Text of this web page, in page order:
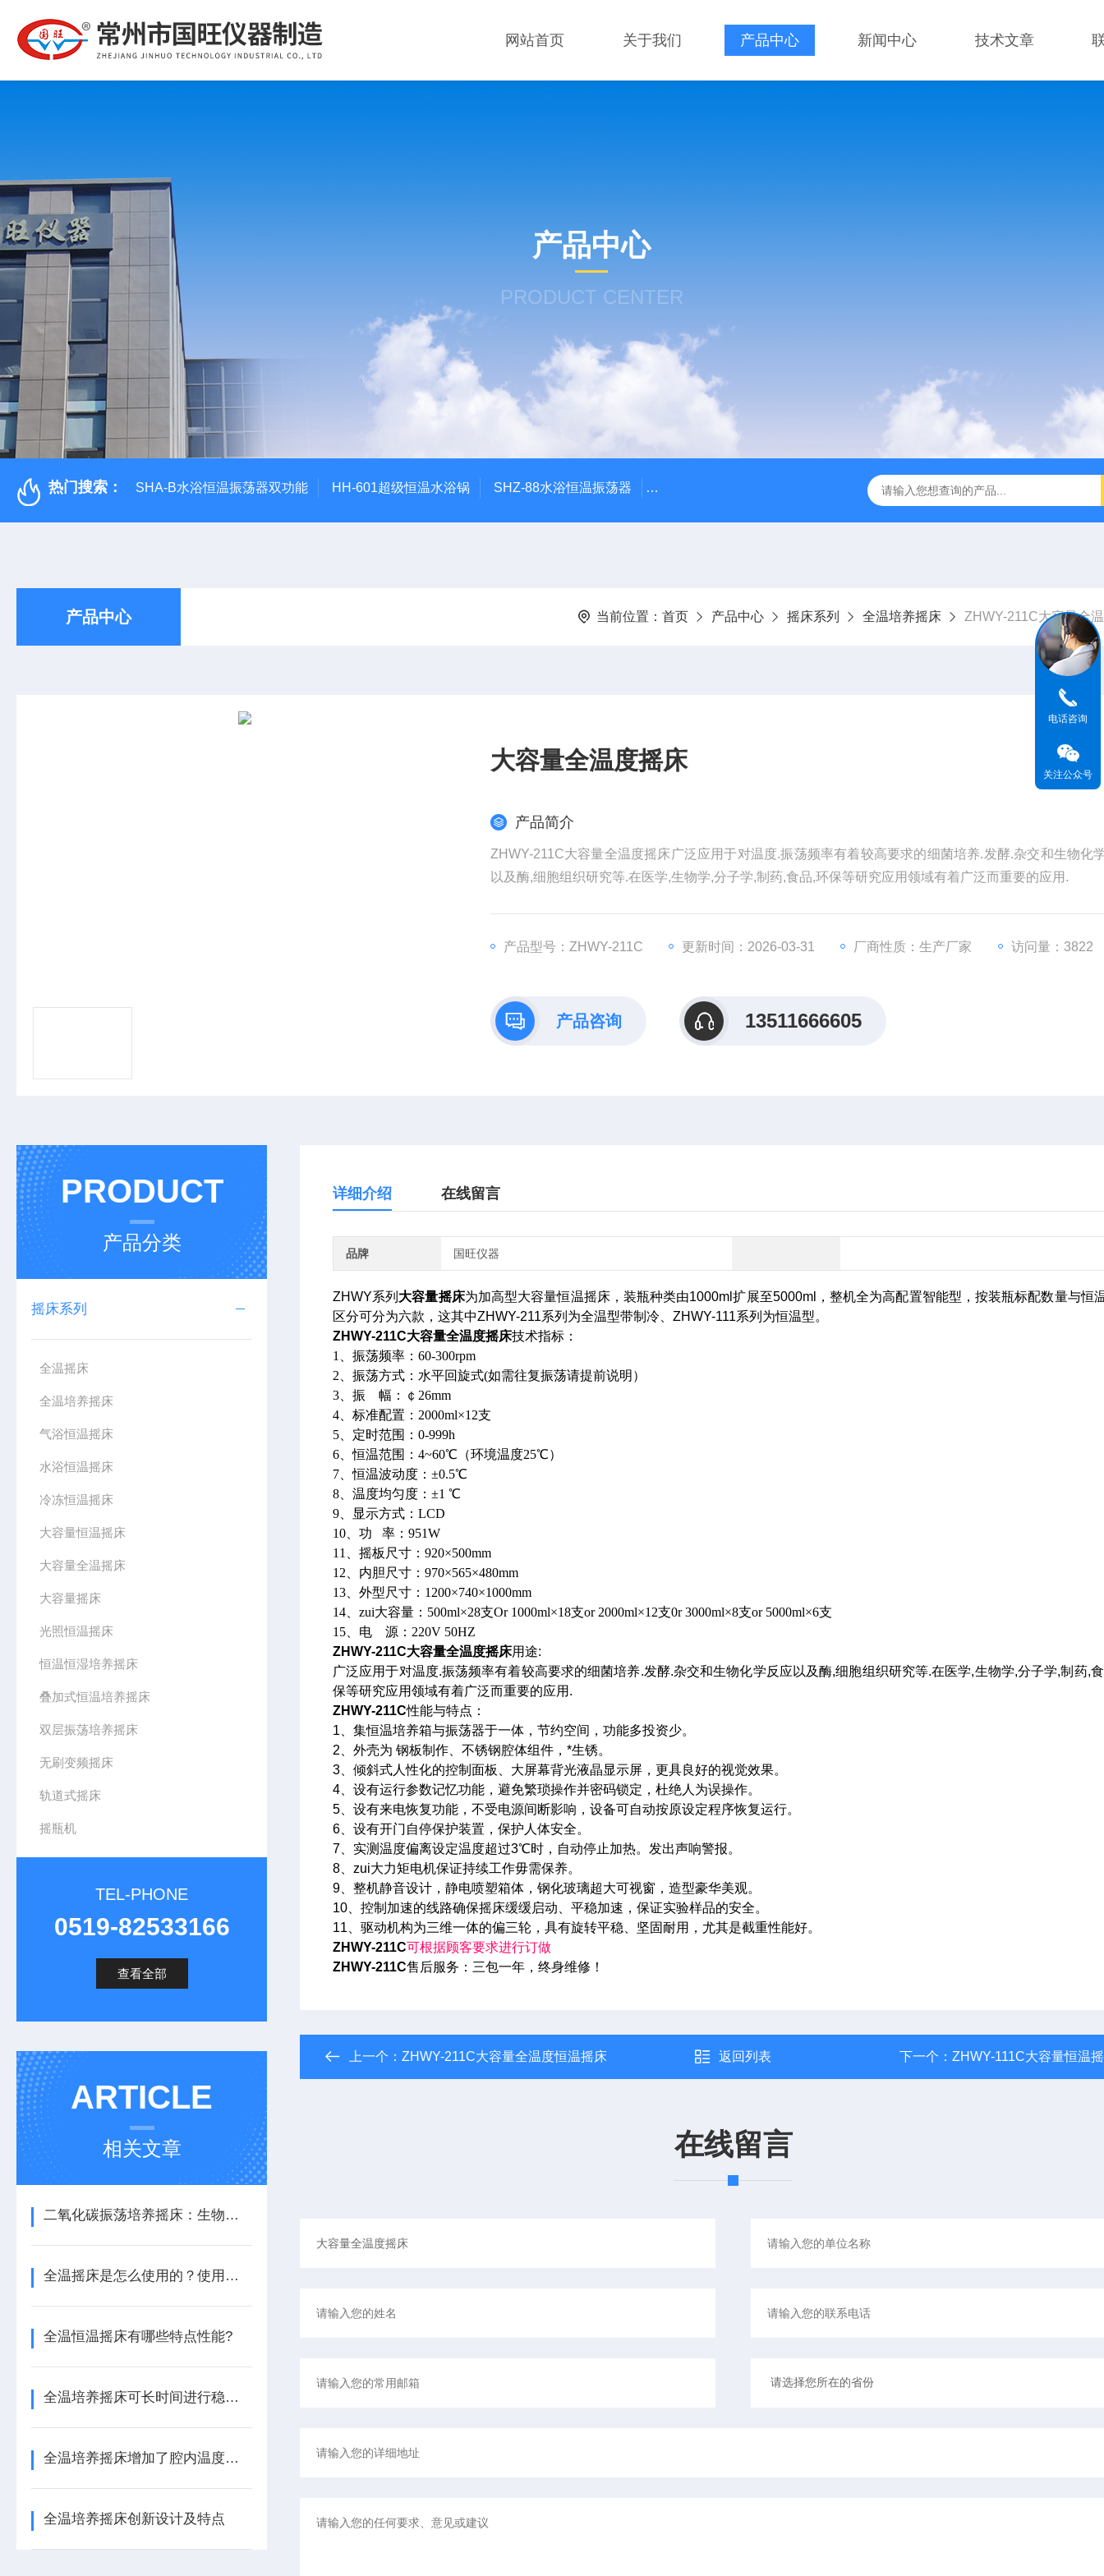
网站首页 关于我们 产品中心 新闻中心 技术文章
产品中心
PRODUCT CENTER
热门搜索： SHA-B水浴恒温振荡器双功能 HH-601超级恒温水浴锅 SHZ-88水浴恒温振荡器 HZQ-2水浴全温振荡器 THZ-82A气浴恒温振荡器价格
产品中心 当前位置： 首页 产品中心 摇床系列 全温培养摇床 ZHWY-211C大容量全
大容量全温度摇床
产品简介
ZHWY-211C大容量全温度摇床广泛应用于对温度.振荡频率有着较高要求的细菌培养.发酵.杂交和生物化
以及酶,细胞组织研究等.在医学,生物学,分子学,制药,食品,环保等研究应用领域有着广泛而重要的应用.
产品型号：ZHWY-211C 更新时间：2026-03-31 厂商性质：生产厂家 访问量：3822
产品咨询 13511666605
PRODUCT
产品分类
摇床系列
全温摇床
全温培养摇床
气浴恒温摇床
水浴恒温摇床
冷冻恒温摇床
大容量恒温摇床
大容量全温摇床
大容量摇床
光照恒温摇床
恒温恒湿培养摇床
叠加式恒温培养摇床
双层振荡培养摇床
无刷变频摇床
轨道式摇床
摇瓶机
TEL-PHONE
0519-82533166
查看全部
ARTICLE
相关文章
二氧化碳振荡培养摇床：生物实验室核心精密设备
全温摇床是怎么使用的？使用时又要注意什么？
全温恒温摇床有哪些特点性能?
全温培养摇床可长时间进行稳定工作
全温培养摇床增加了腔内温度的均匀性
全温培养摇床创新设计及特点
详细介绍 在线留言
品牌 国旺仪器
ZHWY系列 大容量摇床为加高型大容量恒温摇床，装瓶种类由1000ml扩展至5000ml
，整机全为高配置智能型，按装瓶标配数量与恒
区分可分为六款，这其中ZHWY-211系列为全温型带制冷、 ZHWY-111系列为恒温型。
ZHWY-211C大容量全温度摇床技术指标：
1、振荡频率：60-300rpm
2、振荡方式：水平回旋式(如需往复振荡请提前说明）
3、振 幅：￠26mm
4、标准配置：2000ml×12支
5、定时范围：0-999h
6、恒温范围：4~60℃（环境温度25℃）
7、恒温波动度：±0.5℃
8、温度均匀度：±1 ℃
9、显示方式：LCD
10、功 率：951W
11、摇板尺寸：920×500mm
12、内胆尺寸：970×565×480mm
13、外型尺寸：1200×740×1000mm
14、zui大容量：500ml×28支Or 1000ml×18支or 2000ml×12支0r 3000ml×8支or 5000ml×6支
15、电 源：220V 50HZ
ZHWY-211C大容量全温度摇床用途:
广泛应用于对温度.振荡频率有着较高要求的细菌培养.发酵.杂交和生物化学反应以及酶,细胞组织研究等.在医学,生物学,分子学,制药,
保等研究应用领域有着广泛而重要的应用 .
ZHWY-211C性能与特点：
1、集恒温培养箱与振荡器于一体，节约空间，功能多投资少。
2、外壳为 钢板制作、不锈钢腔体组件，*生锈。
3、倾斜式人性化的控制面板、大屏幕背光液晶显示屏，更具良好的视觉效果。
4、设有运行参数记忆功能，避免繁琐操作并密码锁定，杜绝人为误操作。
5、设有来电恢复功能，不受电源间断影响，设备可自动按原设定程序恢复运行。
6、设有开门自停保护装置，保护人体安全。
7、实测温度偏离设定温度超过3℃时，自动停止加热。发出声响警报。
8、zui大力矩电机保证持续工作毋需保养。
9、整机静音设计，静电喷塑箱体，钢化玻璃超大可视窗，造型豪华美观。
10、控制加速的线路确保摇床缓缓启动、平稳加速，保证实验样品的安全。
11、驱动机构为三维一体的偏三轮，具有旋转平稳、坚固耐用，尤其是截重性能好。
ZHWY-211C可根据顾客要求进行订做
ZHWY-211C售后服务：三包一年，终身维修！
上一个： ZHWY-211C大容量全温度恒温摇床 返回列表 下一个： ZHWY-111C大容量恒温
在线留言
电话咨询
关注公众号